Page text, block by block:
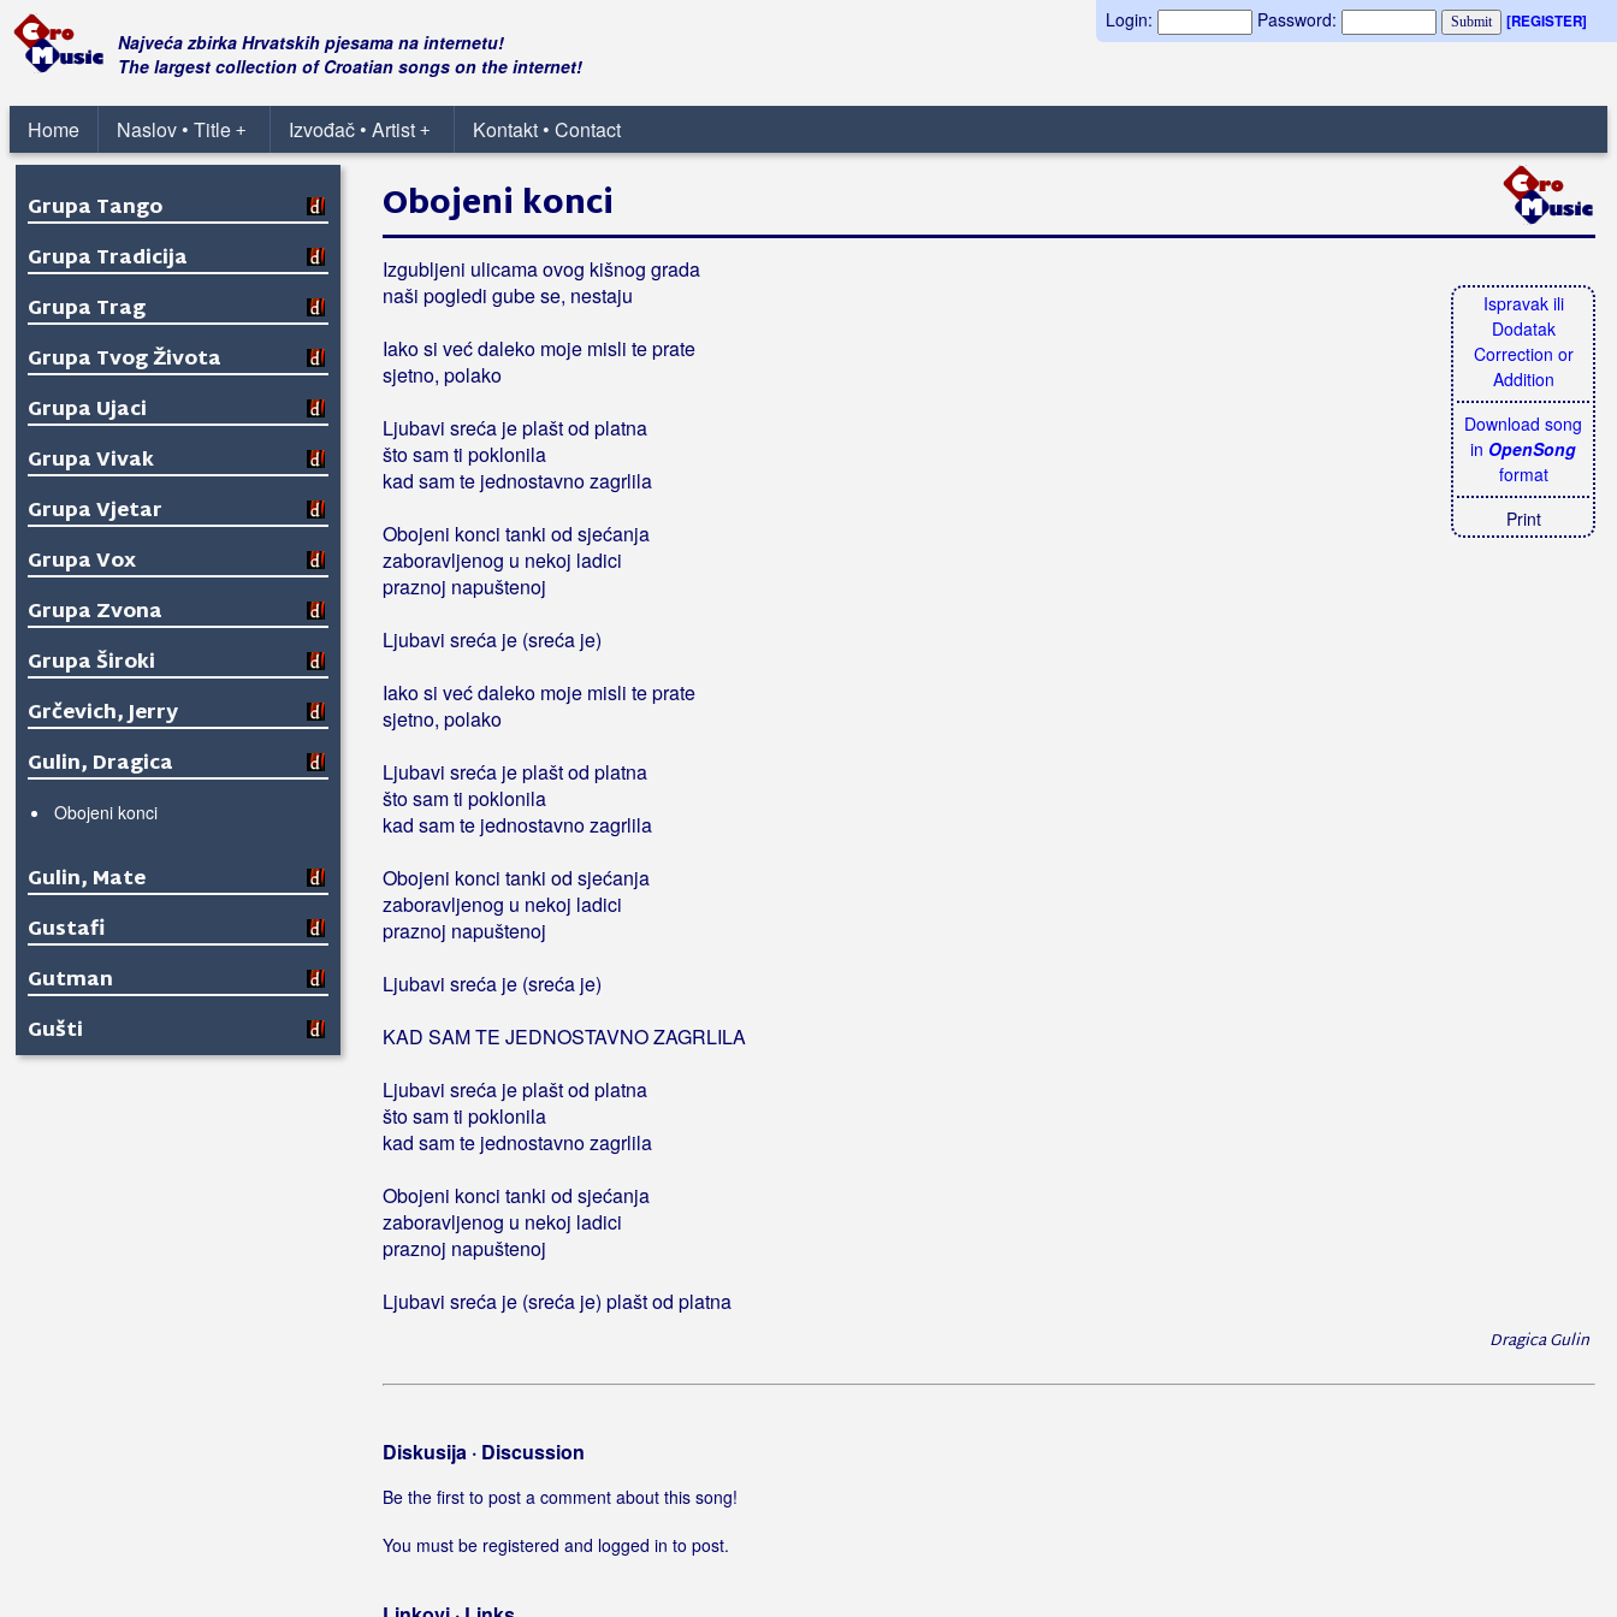
Login: Password: [REGISTER]
Najveća zbirka Hrvatskih pjesama na internetu!
The largest collection of Croatian songs on the internet!
Home +
Naslov • Title +
Izvođač • Artist Kontakt • Contact
Grupa Pagani
Grupa San
Grupa Sjene
Grupa Tango
Grupa Tradicija
Grupa Trag
Grupa Tvog Života
Grupa Ujaci
Grupa Vivak
Grupa Vjetar
Grupa Vox
Grupa Zvona
Grupa Široki
Grčevich, Jerry
Gulin, Dragica
Obojeni konci
Gulin, Mate
Gustafi
Gutman
Gušti
Ispravak ili
Dodatak
Correction or
Addition
Download song
in OpenSong
format
Print
Obojeni konci
Izgubljeni ulicama ovog kišnog grada
naši pogledi gube se, nestaju
Iako si već daleko moje misli te prate
sjetno, polako
Ljubavi sreća je plašt od platna
što sam ti poklonila
kad sam te jednostavno zagrlila
Obojeni konci tanki od sjećanja
zaboravljenog u nekoj ladici
praznoj napuštenoj
Ljubavi sreća je (sreća je)
Iako si već daleko moje misli te prate
sjetno, polako
Ljubavi sreća je plašt od platna
što sam ti poklonila
kad sam te jednostavno zagrlila
Obojeni konci tanki od sjećanja
zaboravljenog u nekoj ladici
praznoj napuštenoj
Ljubavi sreća je (sreća je)
KAD SAM TE JEDNOSTAVNO ZAGRLILA
Ljubavi sreća je plašt od platna
što sam ti poklonila
kad sam te jednostavno zagrlila
Obojeni konci tanki od sjećanja
zaboravljenog u nekoj ladici
praznoj napuštenoj
Ljubavi sreća je (sreća je) plašt od platna
Dragica Gulin
Diskusija · Discussion
Be the first to post a comment about this song!
You must be registered and logged in to post.